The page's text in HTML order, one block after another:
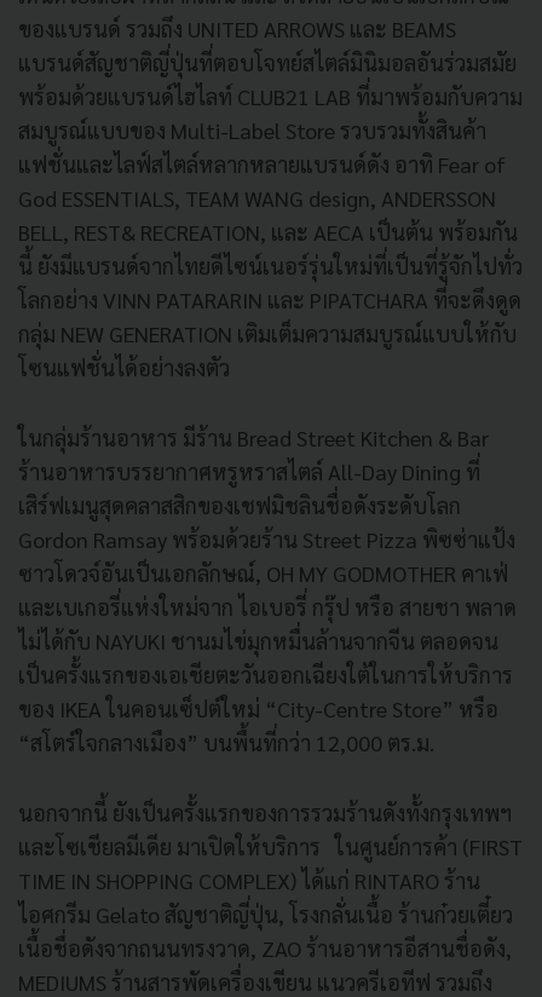
ของแบรนด์ รวมถึง UNITED ARROWS และ BEAMS
แบรนด์สัญชาติญี่ปุ่นที่ตอบโจทย์สไตล์มินิมอลอันร่วมสมัย
พร้อมด้วยแบรนด์ไฮไลท์ CLUB21 LAB ที่มาพร้อมกับความ
สมบูรณ์แบบของ Multi-Label Store รวบรวมทั้งสินค้า
แฟชั่นและไลฟ์สไตล์หลากหลายแบรนด์ดัง อาทิ Fear of
God ESSENTIALS, TEAM WANG design, ANDERSSON
BELL, REST& RECREATION, และ AECA เป็นต้น พร้อมกัน
นี้ ยังมีแบรนด์จากไทยดีไซน์เนอร์รุ่นใหม่ที่เป็นที่รู้จักไปทั่ว
โลกอย่าง VINN PATARARIN และ PIPATCHARA ที่จะดึงดูด
กลุ่ม NEW GENERATION เติมเต็มความสมบูรณ์แบบให้กับ
โซนแฟชั่นได้อย่างลงตัว
ในกลุ่มร้านอาหาร มีร้าน Bread Street Kitchen & Bar
ร้านอาหารบรรยากาศหรูหราสไตล์ All-Day Dining ที่
เสิร์ฟเมนูสุดคลาสสิกของเชฟมิชลินชื่อดังระดับโลก
Gordon Ramsay พร้อมด้วยร้าน Street Pizza พิซซ่าแป้ง
ซาวโดวจ์อันเป็นเอกลักษณ์, OH MY GODMOTHER คาเฟ่
และเบเกอรี่แห่งใหม่จาก ไอเบอรี่ กรุ๊ป หรือ สายชา พลาด
ไม่ได้กับ NAYUKI ชานมไข่มุกหมื่นล้านจากจีน ตลอดจน
เป็นครั้งแรกของเอเชียตะวันออกเฉียงใต้ในการให้บริการ
ของ IKEA ในคอนเซ็ปต์ใหม่ “City-Centre Store” หรือ
“สโตร์ใจกลางเมือง” บนพื้นที่กว่า 12,000 ตร.ม.
นอกจากนี้ ยังเป็นครั้งแรกของการรวมร้านดังทั้งกรุงเทพฯ
และโซเชียลมีเดีย มาเปิดให้บริการ ในศูนย์การค้า (FIRST
TIME IN SHOPPING COMPLEX) ได้แก่ RINTARO ร้าน
ไอศกรีม Gelato สัญชาติญี่ปุ่น, โรงกลั่นเนื้อ ร้านก๋วยเตี๋ยว
เนื้อชื่อดังจากถนนทรงวาด, ZAO ร้านอาหารอีสานชื่อดัง,
MEDIUMS ร้านสารพัดเครื่องเขียน แนวครีเอทีฟ รวมถึง